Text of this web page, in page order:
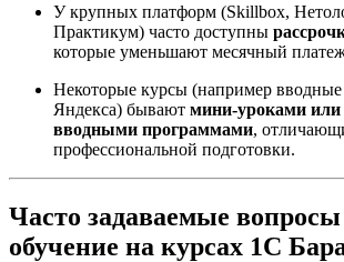
У крупных платформ (Skillbox,
Практикум) часто доступны
которые уменьшают месячный
Некоторые курсы (например
Яндекса) бывают мини-уроками
вводными программами,
профессиональной подготовки.
Часто задаваемые
обучение на курсах 1С